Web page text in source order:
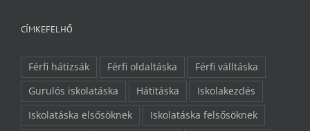
CÍMKEFELHŐ
Férfi hátizsák Férfi oldaltáska
Férfi válltáska
Gurulós iskolatáska
Hátitáska
Iskolakezdés
Iskolatáska elsősöknek
Iskolatáska felsősöknek